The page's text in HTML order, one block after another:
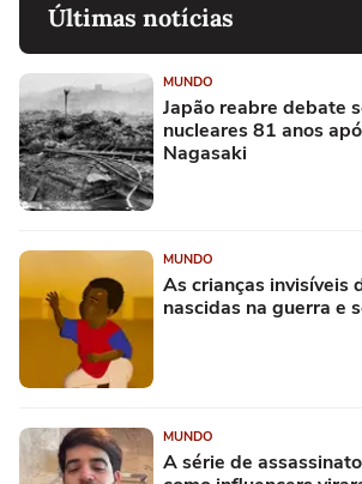
Últimas notícias
MUNDO
Japão reabre debate
nucleares 81 anos
Nagasaki
MUNDO
As crianças invisíveis
nascidas na guerra e
MUNDO
A série de